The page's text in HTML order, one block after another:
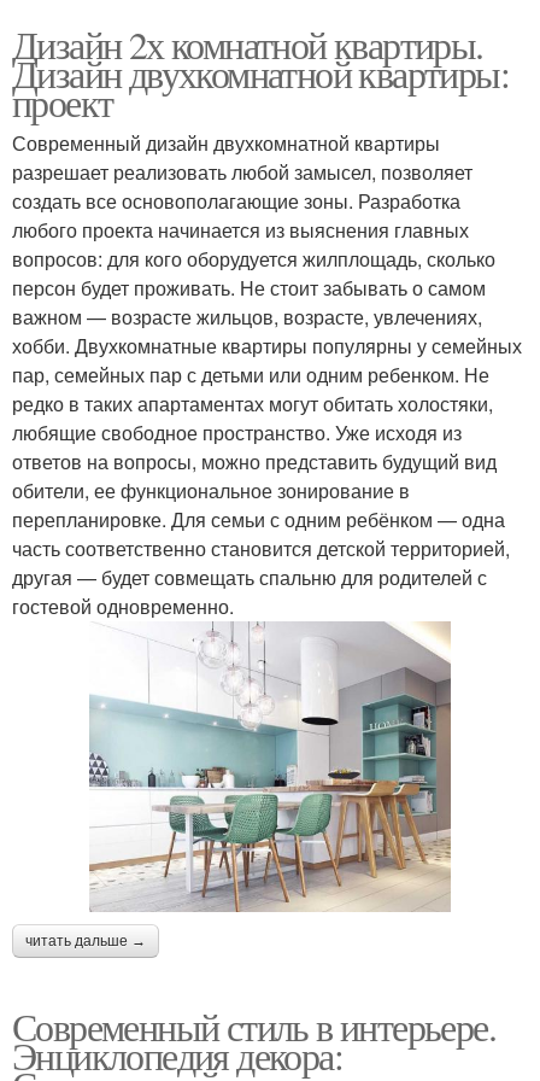
Дизайн 2х комнатной квартиры.
Дизайн двухкомнатной квартиры:
проект
Современный дизайн двухкомнатной квартиры
разрешает реализовать любой замысел, позволяет
создать все основополагающие зоны. Разработка
любого проекта начинается из выяснения главных
вопросов: для кого оборудуется жилплощадь, сколько
персон будет проживать. Не стоит забывать о самом
важном — возрасте жильцов, возрасте, увлечениях,
хобби. Двухкомнатные квартиры популярны у семейных
пар, семейных пар с детьми или одним ребенком. Не
редко в таких апартаментах могут обитать холостяки,
любящие свободное пространство. Уже исходя из
ответов на вопросы, можно представить будущий вид
обители, ее функциональное зонирование в
перепланировке. Для семьи с одним ребёнком — одна
часть соответственно становится детской территорией,
другая — будет совмещать спальню для родителей с
гостевой одновременно.
читать дальше →
Современный стиль в интерьере.
Энциклопедия декора: